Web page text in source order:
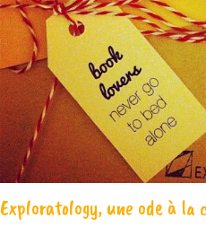
Exploratology, une ode à la